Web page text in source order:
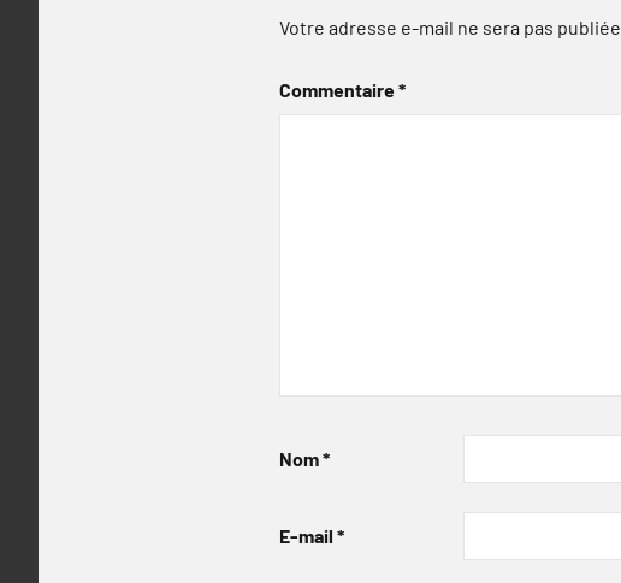
Votre adresse e-mail ne sera pas publiée.
Commentaire*
Nom*
E-mail *